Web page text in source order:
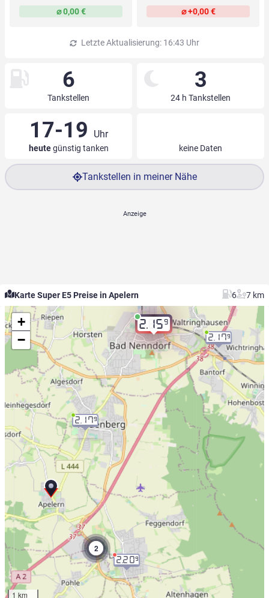
⌀ 0,00 € ⌀ +0,00 €
Letzte Aktualisierung: 16:43 Uhr
6
Tankstellen
3
24 h Tankstellen
17-19 Uhr
heutegünstig tanken keine Daten
Tankstellen in meiner Nähe
Karte Super E5 Preise in Apelern 6 7 km
2.159
2.179
2.179
2.209
2
+
−
1 km